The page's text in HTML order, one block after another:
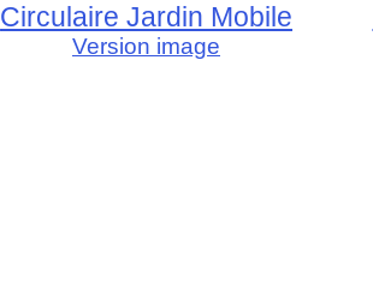
Circulaire Jardin Mobile
Version image